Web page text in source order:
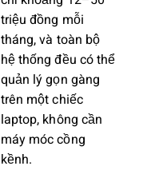
triệu đồng mỗi
tháng, và toàn bộ
hệ thống đều có thể
quản lý gọn gàng
trên một chiếc
laptop, không cần
máy móc cồng
kềnh.